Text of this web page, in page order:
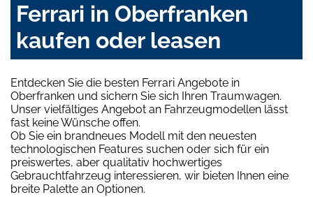
Ferrari in Oberfranken
kaufen oder leasen
Entdecken Sie die besten Ferrari Angebote in
Oberfranken und sichern Sie sich Ihren Traumwagen.
Unser vielfältiges Angebot an Fahrzeugmodellen lässt
fast keine Wünsche offen.
Ob Sie ein brandneues Modell mit den neuesten
technologischen Features suchen oder sich für ein
preiswertes, aber qualitativ hochwertiges
Gebrauchtfahrzeug interessieren, wir bieten Ihnen eine
breite Palette an Optionen.